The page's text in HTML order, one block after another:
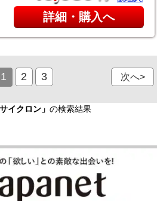
詳細・購入へ
1 2 3 次へ>
イクロン」 の検索結果